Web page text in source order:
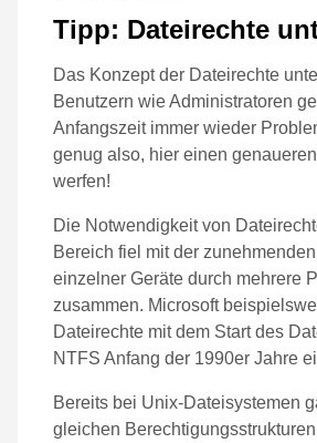
Tipp: Dateirechte
Das Konzept der Dateirechte
Benutzern wie Administratoren
Anfangszeit immer wieder
genug also, hier einen
werfen!
Die Notwendigkeit von
Bereich fiel mit der
einzelner Geräte durch mehrere
zusammen. Microsoft
Dateirechte mit dem Start des
NTFS Anfang der 1990er Jahre
Bereits bei Unix-Dateisystemen
gleichen